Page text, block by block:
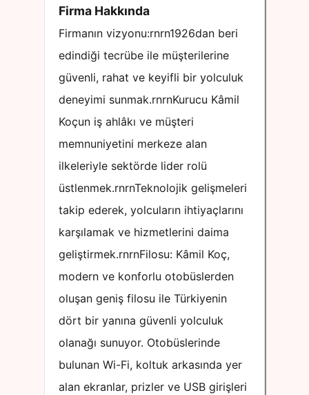
Firma Hakkında
Firmanın vizyonu:rnrn1926dan beri
edindiği tecrübe ile müşterilerine
güvenli, rahat ve keyifli bir yolculuk
deneyimi sunmak.rnrnKurucu Kâmil
Koçun iş ahlâkı ve müşteri
memnuniyetini merkeze alan
ilkeleriyle sektörde lider rolü
üstlenmek.rnrnTeknolojik gelişmeleri
takip ederek, yolcuların ihtiyaçlarını
karşılamak ve hizmetlerini daima
geliştirmek.rnrnFilosu: Kâmil Koç,
modern ve konforlu otobüslerden
oluşan geniş filosu ile Türkiyenin
dört bir yanına güvenli yolculuk
olanağı sunuyor. Otobüslerinde
bulunan Wi-Fi, koltuk arkasında yer
alan ekranlar, prizler ve USB girişleri